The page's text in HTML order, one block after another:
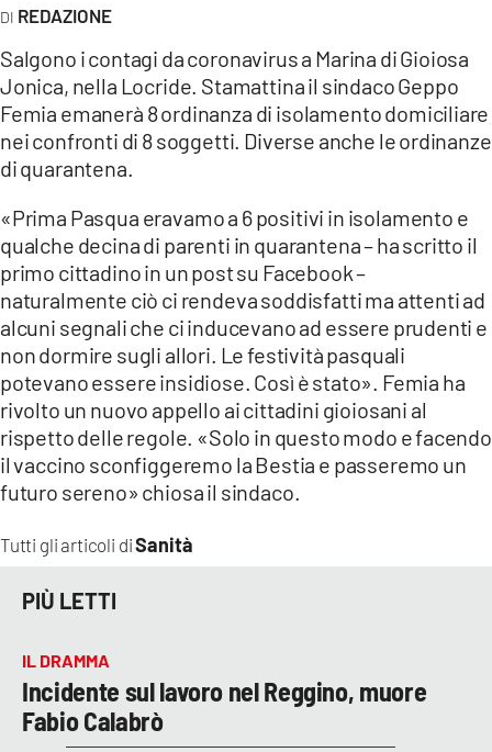
LAC ONAIR
LaC
Network
LACPLAY.IT
LACTV.IT
LACONAIR.IT
LACITYMAG.IT
ILREGGINO.IT
COSENZACHANNEL.IT
ILVIBONESE.IT
CATANZAROCHANNEL.IT
ANDROID
APPLE
REDAZIONE
Tutti gli articoli diSanità
Salgono i contagi da coronavirus a Marina di Gioiosa
Jonica, nella Locride. Stamattina il sindaco Geppo
Femia emanerà 8 ordinanza di isolamento domiciliare
nei confronti di 8 soggetti. Diverse anche le ordinanze
di quarantena.
«Prima Pasqua eravamo a 6 positivi in isolamento e
qualche decina di parenti in quarantena – ha scritto il
primo cittadino in un post su Facebook –
naturalmente ciò ci rendeva soddisfatti ma attenti ad
alcuni segnali che ci inducevano ad essere prudenti e
non dormire sugli allori. Le festività pasquali
potevano essere insidiose. Così è stato». Femia ha
rivolto un nuovo appello ai cittadini gioiosani al
rispetto delle regole. «Solo in questo modo e facendo
il vaccino sconfiggeremo la Bestia e passeremo un
futuro sereno» chiosa il sindaco.
PIÙ LETTI
IL DRAMMA
Incidente sul lavoro nel Reggino, muore
Fabio Calabrò